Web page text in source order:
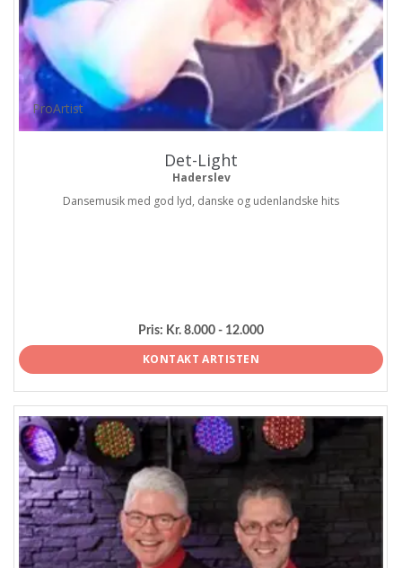
ProArtist
Det-Light
Haderslev
Dansemusik med god lyd, danske og udenlandske hits
Pris: Kr. 8.000 - 12.000
KONTAKT ARTISTEN